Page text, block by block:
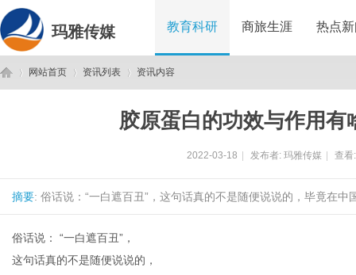
玛雅传媒 教育科研 商旅生涯 热点
网站首页 资讯列表 资讯内容
胶原蛋白的功效与作用有
2022-03-18 发布者: 玛雅传媒 查
摘要: 俗话说：“一白遮百丑”，这句话真的不是随便说说的，毕竟在
俗话说： “一白遮百丑”，
这句话真的不是随便说说的，